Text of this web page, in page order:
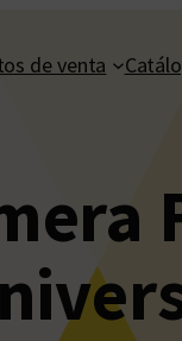
de venta